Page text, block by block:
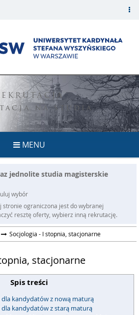
na studia
MENU
jednolite studia magisterskie
wybór
ograniczona jest do wybranej
resztę oferty, wybierz inną rekrutację.
Socjologia - I stopnia, stacjonarne
stacjonarne
Spis treści
dla kandydatów z nową maturą
dla kandydatów z starą maturą